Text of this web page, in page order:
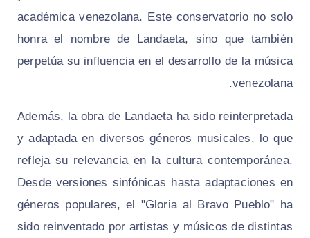
académica venezolana. Este conservatorio no solo
honra el nombre de Landaeta, sino que también
perpetúa su influencia en el desarrollo de la música
venezolana.
Además, la obra de Landaeta ha sido reinterpretada
y adaptada en diversos géneros musicales, lo que
refleja su relevancia en la cultura contemporánea.
Desde versiones sinfónicas hasta adaptaciones en
géneros populares, el "Gloria al Bravo Pueblo" ha
sido reinventado por artistas y músicos de distintas